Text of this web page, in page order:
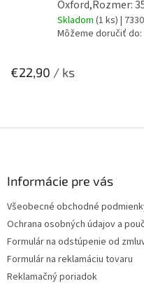
Oxford,Rozmer:
Skladom (1 ks) |
Môžeme doručiť do:
€22,90 / ks
Informácie pre vás
Všeobecné obchodné
Ochrana osobných údajov a
Formulár na odstúpenie od
Formulár na reklamáciu tovaru
Reklamačný poriadok